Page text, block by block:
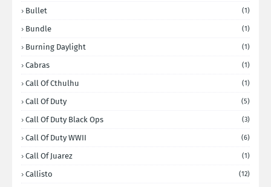
Bullet (1)
Bundle (1)
Burning Daylight (1)
Cabras (1)
Call Of Cthulhu (1)
Call Of Duty (5)
Call Of Duty Black Ops (3)
Call Of Duty WWII (6)
Call Of Juarez (1)
Callisto (12)